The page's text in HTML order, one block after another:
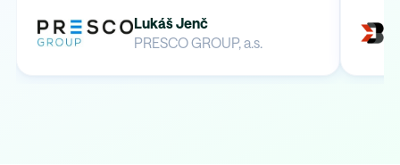
Lukáš Jenč
PRESCO GROUP, a.s.